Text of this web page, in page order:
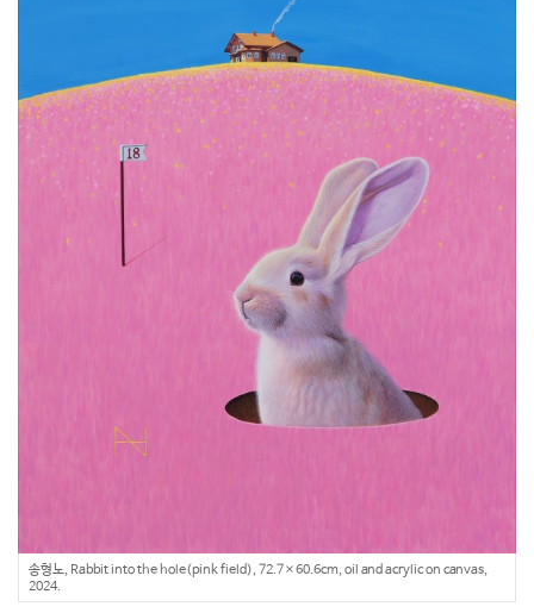
송형노, Rabbit into the hole(pink field), 72.7×60.6cm, oil and acrylic on canvas,
2024.